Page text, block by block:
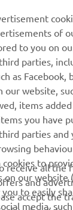
about latest
of
to you on
parties,
as Facebook,
our website,
items
you have
parties and
cookies to
on our website
to easily
media,
receive all the
and
accept the